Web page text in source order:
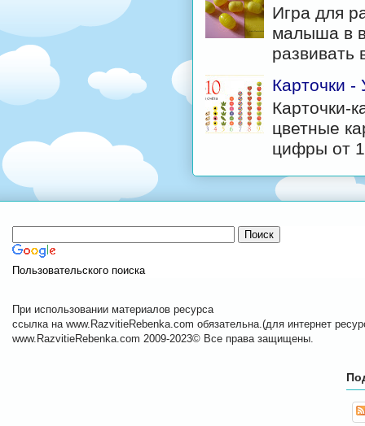
Игра для
малыша в
развивать
Карточки -
Карточки-
цветные
цифры от
Пользовательского поиска
При использовании материалов ресурса
ссылка на www.RazvitieRebenka.com обязательна.(для интернет
www.RazvitieRebenka.com 2009-2023© Все права защищены.